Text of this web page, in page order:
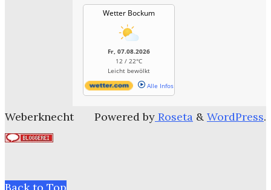
Wetter Bockum
Fr, 07.08.2026
12 / 22°C
Leicht bewölkt
Alle Infos
Powered by Roseta & WordPress.
Weberknecht